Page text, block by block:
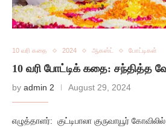
10 வரி கதை 2024 ஆகஸ்ட் போட்டிகள்
10 வரி போட்டிக் கதை: சந்தித்த
by admin 2 August 29, 2024
எழுத்தாளர்: குட்டிபாலா குருவாயூர்